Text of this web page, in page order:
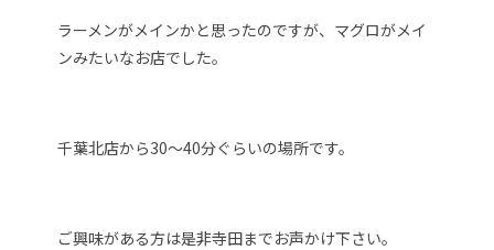
ラーメンがメインかと思ったのですが、マグロがメイ
ンみたいなお店でした。
千葉北店から30～40分ぐらいの場所です。
ご興味がある方は是非寺田までお声かけ下さい。